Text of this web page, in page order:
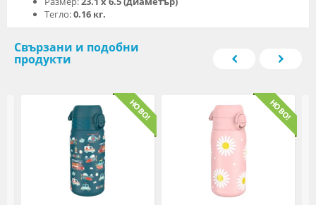
Тегло:0.16 кг.
Свързани и подобни
продукти